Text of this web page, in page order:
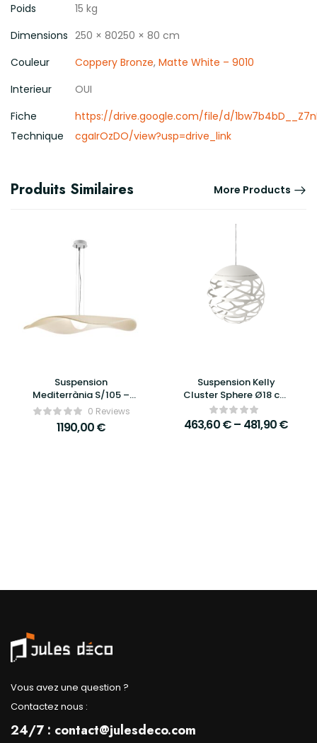
Poids
15 kg
Dimensions 250 × 80250 × 80 cm
Couleur
Coppery Bronze, Matte White – 9010
Interieur
OUI
Fiche
Technique
https://drive.google.com/file/d/
cgaIrOzDO/view?usp=drive_link
Produits Similaires More Products
Suspension
Mediterrània S/105 –
Bover0 Reviews
1190,00€
Suspension Kelly
Cluster Sphere Ø18 cm
– Lodes
463,60€– 481,90€
Vous avez une question ?
Contactez nous :
24/7 : contact@julesdeco.com